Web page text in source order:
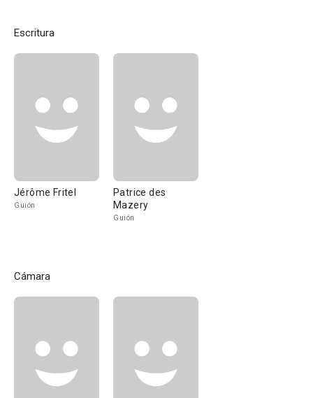
Escritura
Jérôme Fritel
Guión
Patrice des
Mazery
Guión
Cámara